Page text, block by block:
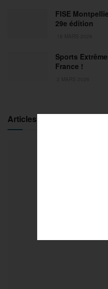
FISE
29e édition
Sports
France !
Articles populaires